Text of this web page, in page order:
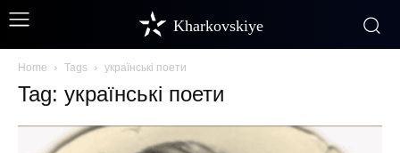
Kharkovskiye
Home Tags українські поети
Tag: українські поети